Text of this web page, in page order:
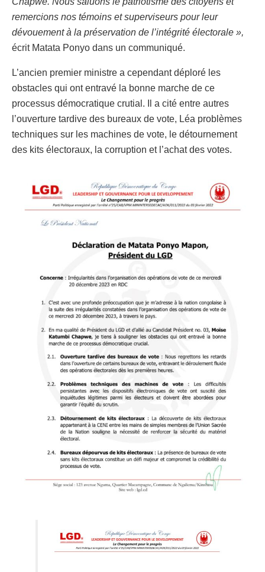
remercions nos témoins et superviseurs pour leur
dévouement à la préservation de l’intégrité électorale »,
écrit Matata Ponyo dans un communiqué.
L’ancien premier ministre a cependant déploré les
obstacles qui ont entravé la bonne marche de ce
processus démocratique crutial. Il a cité entre autres
l’ouverture tardive des bureaux de vote, Léa problèmes
techniques sur les machines de vote, le détournement
des kits électoraux, la corruption et l’achat des votes.